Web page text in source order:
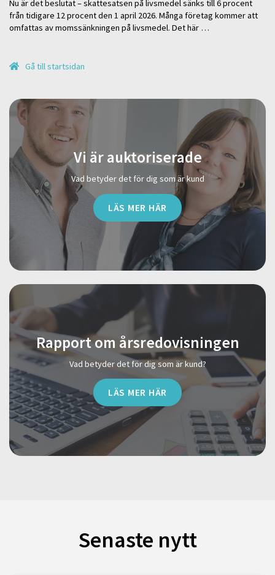
Nu är det beslutat – skattesatsen på livsmedel sänks till 6 procent
från tidigare 12 procent den 1 april 2026. Många företag kommer att
omfattas av momssänkningen på livsmedel. Det här …
Gå till startsidan
Vi är auktoriserade
Vad betyder det för dig som är kund
LÄS MER HÄR
Rapport om årsredovisningen
Vad betyder det för dig som är kund?
LÄS MER HÄR
Senaste nytt